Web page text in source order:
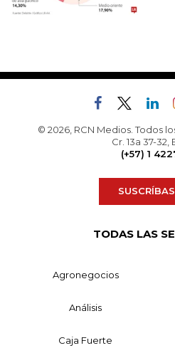
© 2026, RCN Medios. Todos
Cr. 13a 37-
(+57) 1
TODAS LAS
Agronegocios
Análisis
Caja Fuerte